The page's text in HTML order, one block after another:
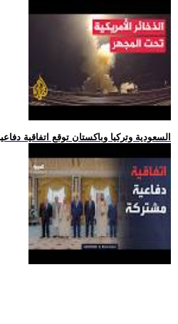
.. السعودية وتركيا وباكستان توقع اتفاقية